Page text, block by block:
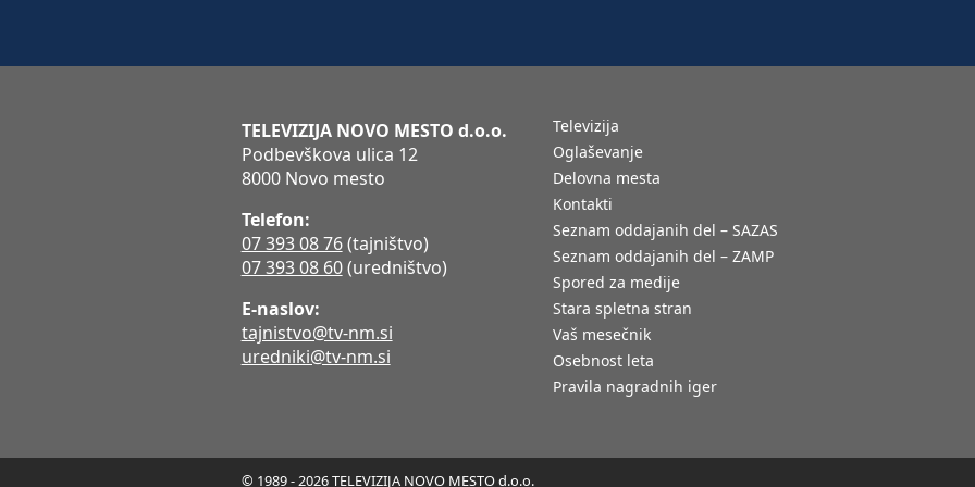
TELEVIZIJA NOVO MESTO d.o.o.
Podbevškova ulica 12
8000 Novo mesto
Telefon:
07 393 08 76(tajništvo)
07 393 08 60(uredništvo)
E-naslov:
tajnistvo@tv-nm.si
uredniki@tv-nm.si
Televizija
Oglaševanje
Delovna mesta
Kontakti
Seznam oddajanih del – SAZAS
Seznam oddajanih del – ZAMP
Spored za medije
Stara spletna stran
Vaš mesečnik
Osebnost leta
Pravila nagradnih iger
© 1989 - 2026 TELEVIZIJA NOVO MESTO d.o.o.